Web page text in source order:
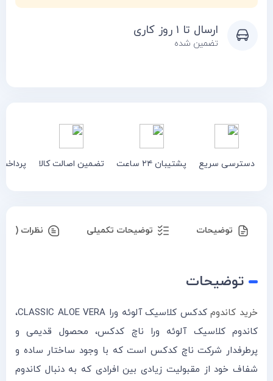
ارسال تا ۱ روز کاری
تضمین شده
دسترسی سریع پشتیبان ۲۴ ساعت تضمین اصالت کالا
توضیحات توضیحات تکمیلی نظرات (۰)
توضیحات
خرید کاندوم
کدکس کلاسیک آلوئه ورا CLASSIC ALOE VERA،
کاندوم کلاسیک آلوئه ورا ناچ کدکس، محصول قدیمی و
پرطرفدار شرکت ناچ کدکس است که با وجود ساختار ساده و
شفاف خود از مقبولیت زیادی بین افرادی که به دنبال کاندوم